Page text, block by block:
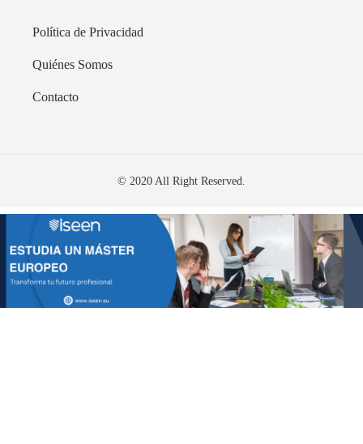
Política de Privacidad
Quiénes Somos
Contacto
© 2020 All Right Reserved.